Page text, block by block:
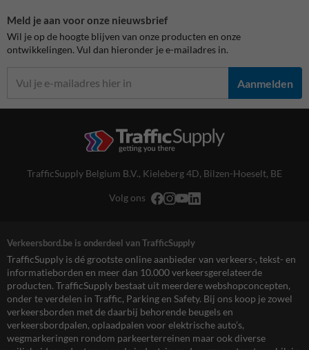
Meld je aan voor onze nieuwsbrief
Wil je op de hoogte blijven van onze producten en onze
ontwikkelingen. Vul dan hieronder je e-mailadres in.
Aanmelden
TrafficSupply Belgium B.V., Kieleberg 4D, Bilzen-Hoeselt, BE
Volg ons
Verkeersbord.be is onderdeel van TrafficSupply
TrafficSupply is dé grootste online aanbieder van verkeers-, tekst- en
informatieborden en meer dan 10.000 verkeersgerelateerde
producten. TrafficSupply bestaat uit meerdere webshopconcepten,
onder te verdelen in Traffic, Parking en Safety. Bij ons koop je zowel
verkeersborden met de daarbij behorende beugels en
verkeersbordpalen, oplaadpalen voor elektrische auto’s,
wegmarkeringen rondom parkeerterreinen maar ook diverse